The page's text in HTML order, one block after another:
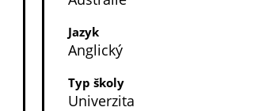
Jazyk
Anglický
Typ školy
Univerzita